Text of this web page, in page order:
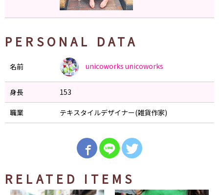
PERSONAL DATA
名前 unicoworks unicoworks
身長 153
職業 テキスタイルデザイナー(雑貨作家)
RELATED ITEMS